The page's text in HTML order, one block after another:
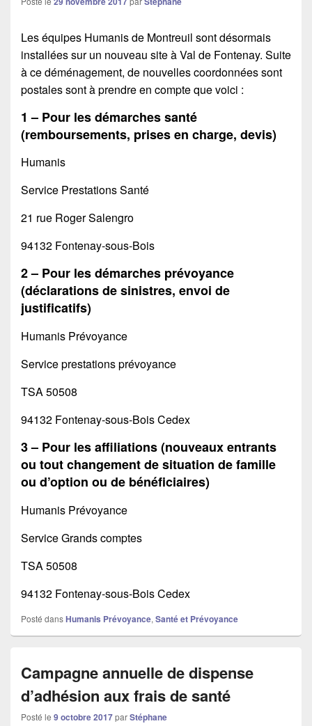
Les équipes Humanis de Montreuil sont désormais
installées sur un nouveau site à Val de Fontenay. Suite
à ce déménagement, de nouvelles coordonnées sont
postales sont à prendre en compte que voici :
1 – Pour les démarches santé
(remboursements, prises en charge, devis)
Humanis
Service Prestations Santé
21 rue Roger Salengro
94132 Fontenay-sous-Bois
2 – Pour les démarches prévoyance
(déclarations de sinistres, envoi de
justificatifs)
Humanis Prévoyance
Service prestations prévoyance
TSA 50508
94132 Fontenay-sous-Bois Cedex
3 – Pour les affiliations (nouveaux entrants
ou tout changement de situation de famille
ou d’option ou de bénéficiaires)
Humanis Prévoyance
Service Grands comptes
TSA 50508
94132 Fontenay-sous-Bois Cedex
Posté dansHumanis Prévoyance, Santé et Prévoyance
Campagne annuelle de dispense
d’adhésion aux frais de santé
Posté le 9 octobre 2017parStéphane